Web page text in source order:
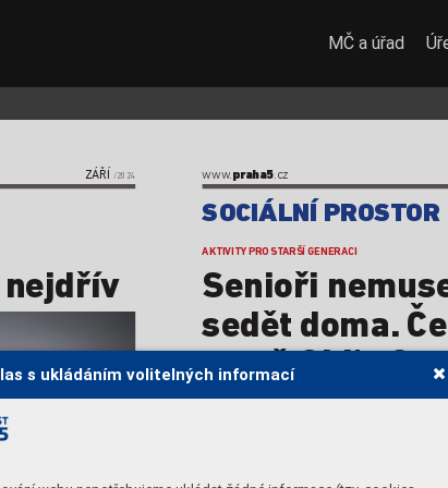
s ukládáním volitelných informací
nejdřív
ZÁŘÍ /2024 www.praha5.cz
SOCIÁLNÍ PROSTOR
AKTIVITY PRO STARŠÍ GENERACI
Senioři
sedět doma.
na ně Old’s
MČ a úřad